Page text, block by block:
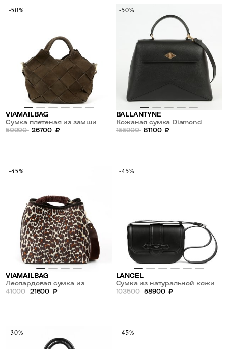
-50%
VIAMAILBAG
Сумка плетеная из замши
50900 26700 ₽
-50%
BALLANTYNE
Кожаная сумка Diamond
155900 81100 ₽
-45%
VIAMAILBAG
Леопардовая сумка из
текстиля
41000 21600 ₽
-45%
LANCEL
Сумка из натуральной кожи
103500 58900 ₽
-30% -45%